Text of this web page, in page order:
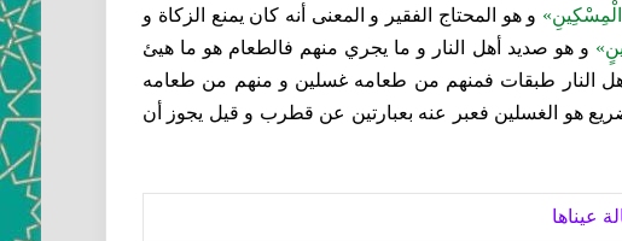
و هو المحتاج الفقير و المعنى أنه كان يمنع الزكاة و
و هو صديد أهل النار و ما يجري منهم فالطعام هو ما هيئ
أهل النار طبقات فمنهم من طعامه غسلين و منهم من طعامه
هو الغسلين فعبر عنه بعبارتين عن قطرب و قيل يجوز أن
عيناها